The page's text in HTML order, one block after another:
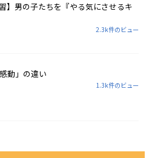
】男の子たちを『やる気にさせるキ
2.3k件のビュー
動」の違い
1.3k件のビュー